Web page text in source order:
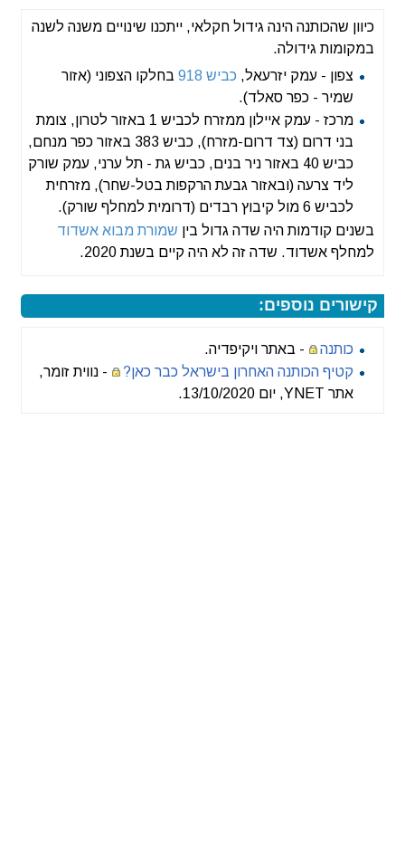
כיוון שהכותנה הינה גידול חקלאי, ייתכנו שינויים משנה לשנה
במקומות גידולה.
צפון - עמק יזרעאל, כביש 918
בחלקו הצפוני (אזור
שמיר - כפר סאלד).
מרכז - עמק איילון ממזרח לכביש 1 באזור לטרון, צומת
בני דרום (צד דרום-מזרח), כביש 383 באזור כפר מנחם,
כביש 40 באזור ניר בנים, כביש גת - תל ערני, עמק שורק
ליד צרעה (ובאזור גבעת הרקפות בטל-שחר), מזרחית
לכביש 6 מול קיבוץ רבדים (דרומית למחלף שורק).
בשנים קודמות היה שדה גדול בין שמורת מבוא אשדוד
למחלף אשדוד. שדה זה לא היה קיים בשנת 2020.
קישורים נוספים:
כותנה
- באתר ויקיפדיה.
קטיף הכותנה האחרון בישראל כבר כאן?
- נווית זומר,
אתר YNET, יום 13/10/2020.